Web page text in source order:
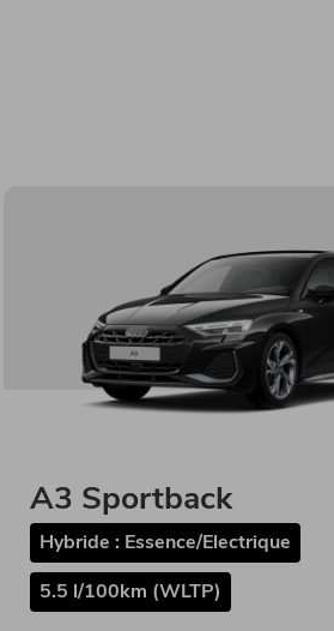
A3 Sportback
Hybride : Essence/Electrique
5.5 l/100km (WLTP)